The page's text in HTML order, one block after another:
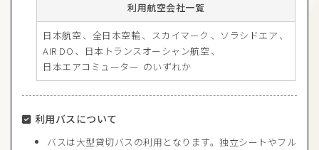
利用航空会社一覧
日本航空 全日本空輸 スカイマーク
ソラシドエア
AIR DO
日本トランスオーシャン航空
日本エアコミューター のいずれか
利用バスについて
バスは大型貸切バスの利用となります。独立シートやフル